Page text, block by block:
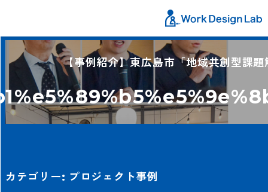
【事例紹介】東広島市「地域共創型課
カテゴリー: プロジェクト事例